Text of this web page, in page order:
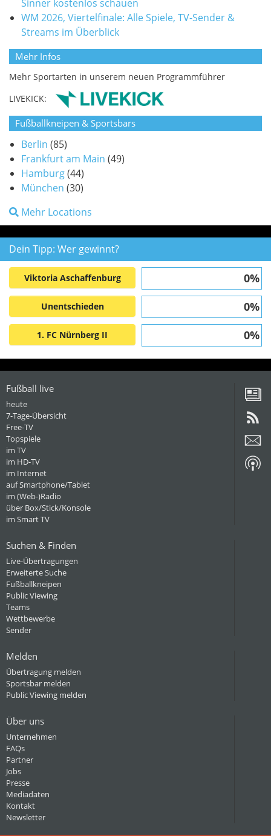
Sinner kostenlos schauen
WM 2026, Viertelfinale: Alle Spiele, TV-Sender &
Streams im Überblick
Mehr Infos
Mehr Sportarten in unserem neuen Programmführer
LIVEKICK:
Fußballkneipen & Sportsbars
Berlin (85)
Frankfurt am Main (49)
Hamburg(44)
München (30)
Mehr Locations
Dein Tipp: Wer gewinnt?
Viktoria Aschaffenburg 0%
Unentschieden 0%
1. FC Nürnberg II 0%
Fußball live
heute
7-Tage-Übersicht
Free-TV
Topspiele
im TV
im HD-TV
im Internet
auf Smartphone/Tablet
im (Web-)Radio
über Box/Stick/Konsole
im Smart TV
Suchen & Finden
Live-Übertragungen
Erweiterte Suche
Fußballkneipen
Public Viewing
Teams
Wettbewerbe
Sender
Melden
Übertragung melden
Sportsbar melden
Public Viewing melden
Über uns
Unternehmen
FAQs
Partner
Jobs
Presse
Mediadaten
Kontakt
Newsletter